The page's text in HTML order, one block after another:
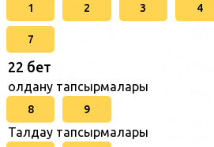
1 2 3 4
7
22 бет
Қолдану тапсырмалары
8 9
Талдау тапсырмалары